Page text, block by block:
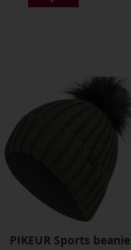
PIKEUR Sports beanie